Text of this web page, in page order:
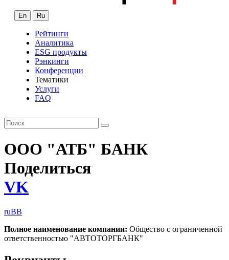
En Ru
Рейтинги
Аналитика
ESG продукты
Рэнкинги
Конференции
Тематики
Услуги
FAQ
ООО "АТБ" БАНК
Поделиться
VK
ruBB
Полное наименование компании: Общество с ограниченной
ответственностью "АВТОТОРГБАНК"